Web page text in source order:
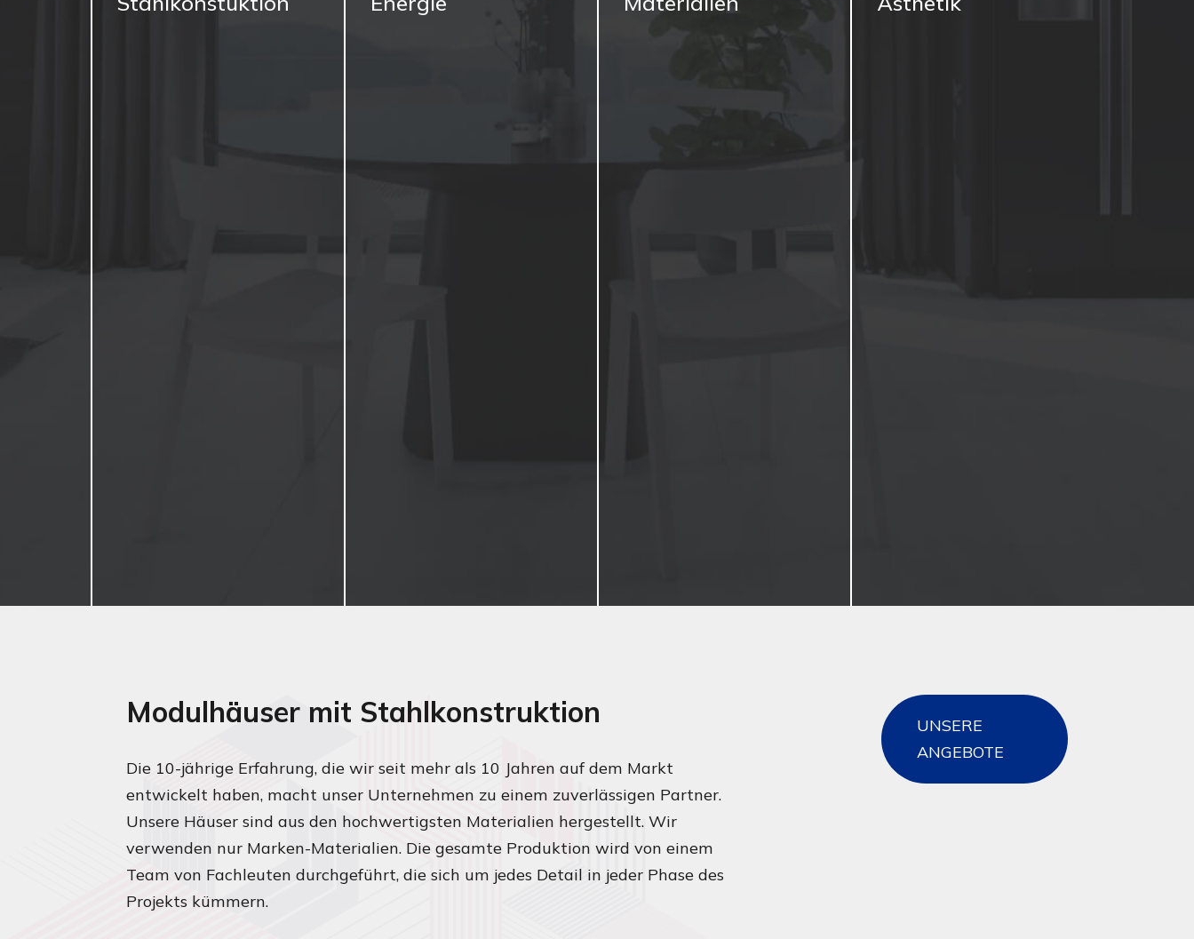
Modulhäuser mit Stahlkonstruktion
Die 10-jährige Erfahrung, die wir seit mehr als 10 Jahren auf dem Markt
entwickelt haben, macht unser Unternehmen zu einem zuverlässigen Partner.
Unsere Häuser sind aus den hochwertigsten Materialien hergestellt. Wir
verwenden nur Marken-Materialien. Die gesamte Produktion wird von einem
Team von Fachleuten durchgeführt, die sich um jedes Detail in jeder Phase des
Projekts kümmern.
UNSERE
ANGEBOTE